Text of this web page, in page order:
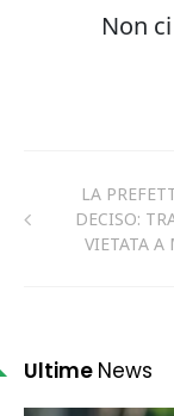
LA
DECISO:
VIETATA A
Ultime News